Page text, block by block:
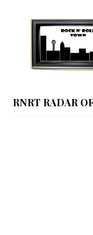
RNRT RADAR